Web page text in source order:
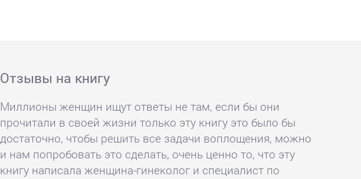
Отзывы на книгу
Миллионы женщин ищут ответы не там, если бы они
прочитали в своей жизни только эту книгу это было бы
достаточно, чтобы решить все задачи воплощения, можно
и нам попробовать это сделать, очень ценно то, что эту
книгу написала женщина-гинеколог и специалист по